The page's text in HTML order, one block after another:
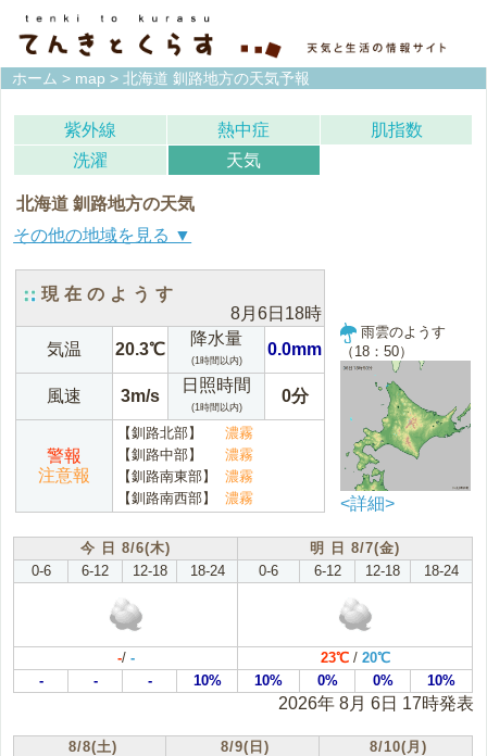
ホーム > map > 北海道 釧路地方の天気予報
紫外線 熱中症
肌指数
洗濯
天気
北海道 釧路地方の天気
宗谷地方(稚内) 上川地方(旭川)
石狩地方(札幌)
後志地方(倶知安)
北見地方(北見)
紋別地方(紋別) 釧路地方(釧路)
根室地方(根室) 十勝地方(帯広)
胆振地方(室蘭) 日高地方(浦河)
渡島地方(函館) 桧山地方(江差)
現在のようす
8月6日18時
気温
20.3℃
降水量
(1時間以内)
0.0mm
風速 3m/s
日照時間
(1時間以内)
0分
警報
注意報
【釧路北部】
濃霧
【釧路中部】
濃霧
【釧路南東部】
濃霧
【釧路南西部】
濃霧
雨雲のようす
（18：50）
<詳細>
今 日 8/6(木)
明 日 8/7(金)
0-6
6-12 12-18 18-24 0-6 6-12 12-18 18-24
-/ - 23℃/ 20℃
-
- - 10% 10% 0% 0% 10%
2026年 8月 6日 17時発表
8/8(土) 8/9(日) 8/10(月)